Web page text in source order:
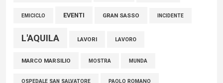
EMICICLO EVENTI GRAN SASSO INCIDENTE
L'AQUILA LAVORI LAVORO
MARCO MARSILIO MOSTRA MUNDA
OSPEDALE SAN SALVATORE PAOLO ROMANO